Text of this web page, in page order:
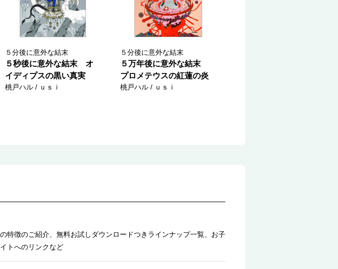
５分後に意外な結末
５秒後に意外な結末 オ
イディプスの黒い真実
桃戸ハル / ｕｓｉ
５分後に意外な結末
５万年後に意外な結末
プロメテウスの紅蓮の炎
桃戸ハル / ｕｓｉ
特徴のご紹介、無料お試しダウンロードつきラインナップ一覧、お子
トへのリンクなど